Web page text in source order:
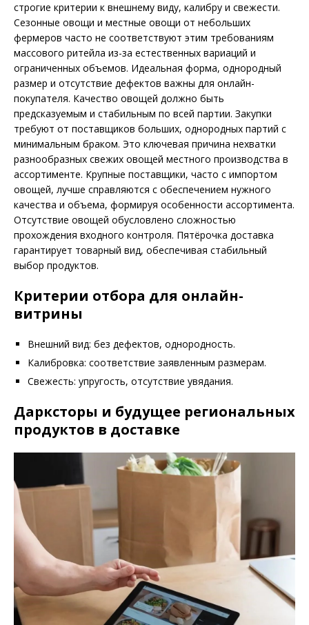
строгие критерии к внешнему виду, калибру и свежести.
Сезонные овощи и местные овощи от небольших
фермеров часто не соответствуют этим требованиям
массового ритейла из-за естественных вариаций и
ограниченных объемов. Идеальная форма, однородный
размер и отсутствие дефектов важны для онлайн-
покупателя. Качество овощей должно быть
предсказуемым и стабильным по всей партии. Закупки
требуют от поставщиков больших, однородных партий с
минимальным браком. Это ключевая причина нехватки
разнообразных свежих овощей местного производства в
ассортименте. Крупные поставщики, часто с импортом
овощей, лучше справляются с обеспечением нужного
качества и объема, формируя особенности ассортимента.
Отсутствие овощей обусловлено сложностью
прохождения входного контроля. Пятёрочка доставка
гарантирует товарный вид, обеспечивая стабильный
выбор продуктов.
Критерии отбора для онлайн-
витрины
Внешний вид: без дефектов, однородность.
Калибровка: соответствие заявленным размерам.
Свежесть: упругость, отсутствие увядания.
Дарксторы и будущее региональных
продуктов в доставке